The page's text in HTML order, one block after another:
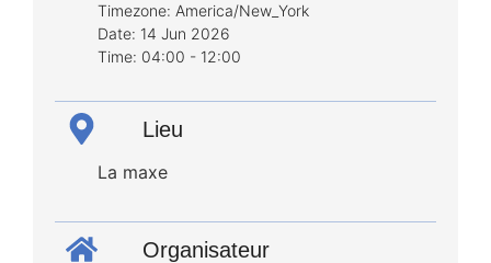
Timezone: America/New_York
Date: 14 Jun 2026
Time: 04:00 - 12:00
Lieu
La maxe
Organisateur